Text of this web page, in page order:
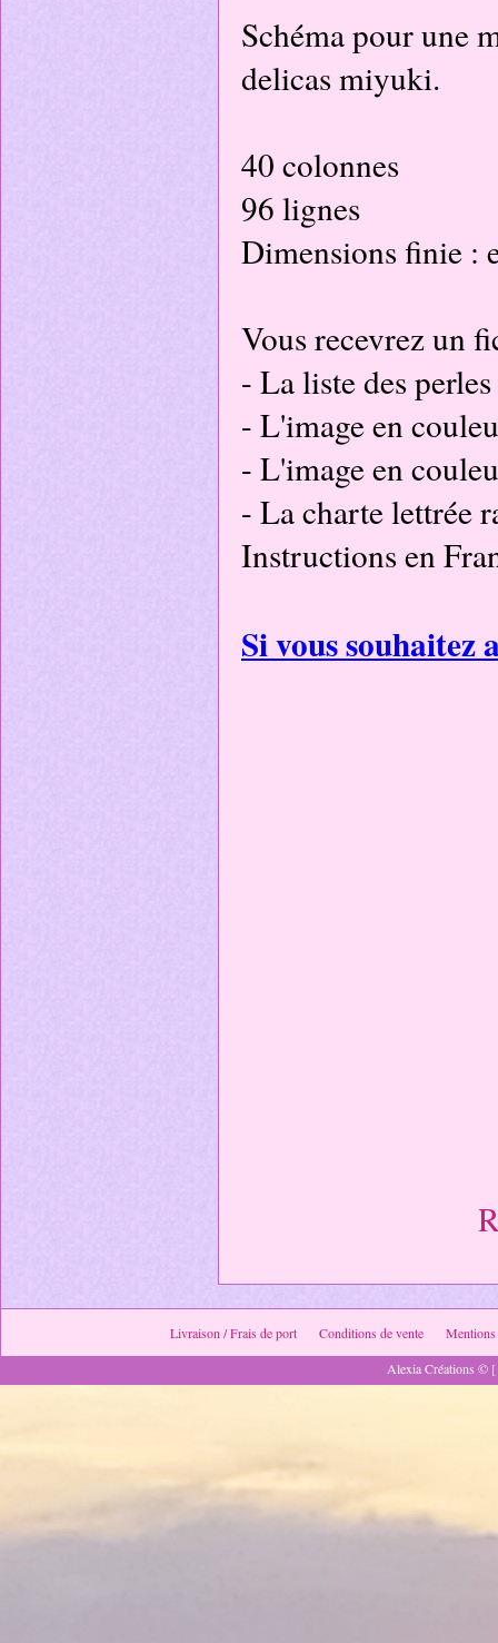
Schéma pour une
delicas miyuki.
40 colonnes
96 lignes
Dimensions finie :
Vous recevrez un
- La liste des
- L'image en
- L'image en
- La charte lettrée
Instructions en
Si vous souhaitez
Livraison / Frais de port Conditions de vente
Mentions
Alexia Créations ©